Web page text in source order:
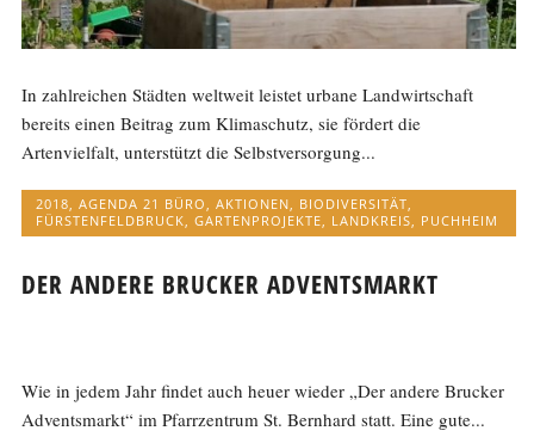
In zahlreichen Städten weltweit leistet urbane Landwirtschaft
bereits einen Beitrag zum Klimaschutz, sie fördert die
Artenvielfalt, unterstützt die Selbstversorgung...
2018,AGENDA 21 BÜRO,AKTIONEN, BIODIVERSITÄT,
FÜRSTENFELDBRUCK,GARTENPROJEKTE, LANDKREIS, PUCHHEIM
DER ANDERE BRUCKER ADVENTSMARKT
Wie in jedem Jahr findet auch heuer wieder „Der andere Brucker
Adventsmarkt“ im Pfarrzentrum St. Bernhard statt. Eine gute...